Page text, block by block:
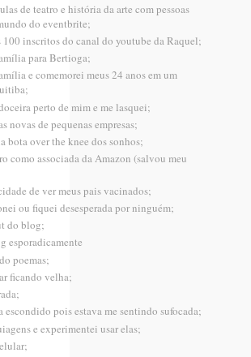
de teatro e história da arte com pessoas
do eventbrite;
100 inscritos do canal do youtube da Raquel;
para Bertioga;
e comemorei meus 24 anos em um
perto de mim e me lasquei;
novas de pequenas empresas;
bota over the knee dos sonhos;
como associada da Amazon (salvou meu
de ver meus pais vacinados;
ou fiquei desesperada por ninguém;
do blog;
esporadicamente
poemas;
ficando velha;
escondido pois estava me sentindo sufocada;
e experimentei usar elas;